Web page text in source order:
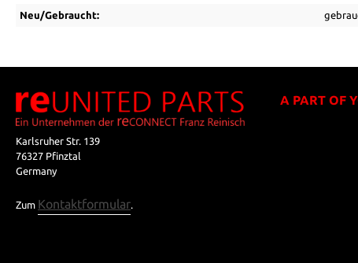
Neu/Gebraucht:
Karlsruher Str. 139
76327 Pfinztal
Germany
Zum Kontaktformular.
A PART OF